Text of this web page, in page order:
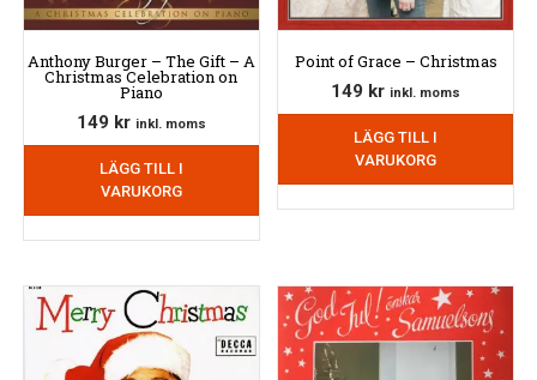
Anthony Burger – The Gift – A
Christmas Celebration on
Piano
149 kr inkl. moms
LÄGG TILL I
VARUKORG
Point of Grace – Christmas
149 kr inkl. moms
LÄGG TILL I
VARUKORG